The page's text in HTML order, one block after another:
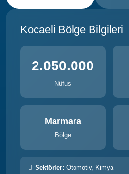
Kocaeli Bölge Bilgileri
2.050.000
Nüfus
Marmara
Bölge
Sektörler: Otomotiv, Kimya